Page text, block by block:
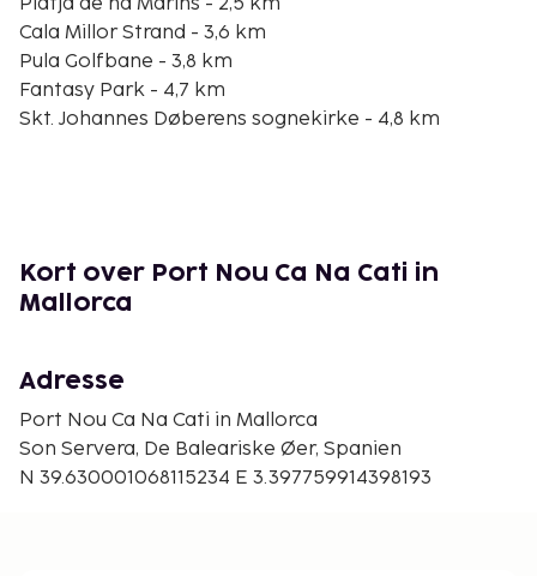
Cala Millor Strand - 3,6 km
Pula Golfbane - 3,8 km
Fantasy Park - 4,7 km
Skt. Johannes Døberens sognekirke - 4,8 km
Safari Zoo - 7,8 km
Playa de Sa Coma - 8 km
(PMI) - 68,2 km
Gratis selvstændig parkering er til rådighed på
stedet. Gør brug af praktiske faciliteter, inklusive
gratis trådløs internetadgang og havegrill.
Kort over Port Nou Ca Na Cati in
Mallorca
Adresse
Port Nou Ca Na Cati in Mallorca
Son Servera, De Baleariske Øer, Spanien
N 39.630001068115234 E 3.397759914398193